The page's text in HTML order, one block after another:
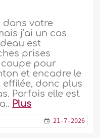
dans votre
j’ai un cas
est
prises
coupe pour
et encadre le
effilée, donc plus
Parfois elle est
Plus
21-7-2026